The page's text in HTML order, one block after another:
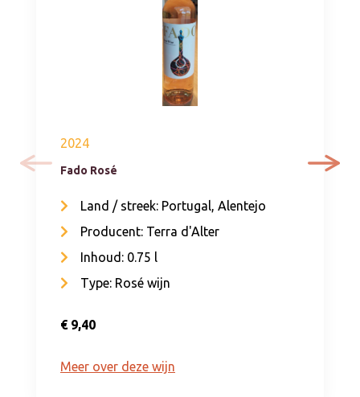
2024
Fado Rosé
Land / streek: Portugal, Alentejo
Producent: Terra d'Alter
Inhoud: 0.75 l
Type: Rosé wijn
€ 9,40
Meer over deze wijn